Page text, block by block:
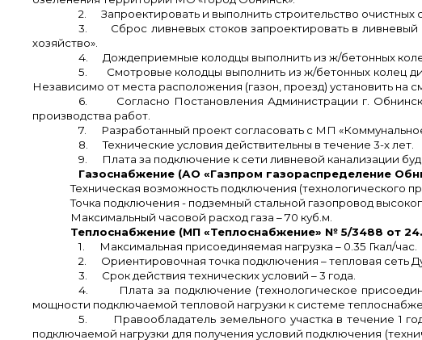
2.
Запроектировать и выполнить строительство очистных
3.
Сброс ливневых стоков запроектировать в
хозяйство».
4.
Дождеприемные колодцы выполнить из ж/бетонных
5.
Смотровые колодцы выполнить из ж/бетонных колец
Независимо от места расположения (газон, проезд) установить на
6.
Согласно Постановления Администрации г.
производства работ.
7.
Разработанный проект согласовать с МП
8.
Технические условия действительны в течение 3-х лет.
9.
Плата за подключение к сети ливневой канализации
Газоснабжение (АО «Газпром газораспределение
Техническая возможность подключения (технологического
Точка подключения - подземный стальной газопровод
Максимальный часовой расход газа – 70 куб.м.
Теплоснабжение (МП «Теплоснабжение» № 5/3488 от
1.
Максимальная присоединяемая нагрузка – 0.35 Гкал/час.
2.
Ориентировочная точка подключения – тепловая сеть
3.
Срок действия технических условий – 3 года.
4.
Плата за подключение (технологическое
мощности подключаемой тепловой нагрузки к системе
5.
Правообладатель земельного участка в течение 1
подключаемой нагрузки для получения условий подключения